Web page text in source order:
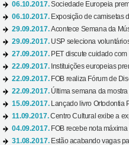
06.10.2017.Sociedade Europeia
06.10.2017. Exposição de camisetas
29.09.2017.Acontece Semana da
29.09.2017. USP seleciona
27.09.2017. PET discute cuidado
22.09.2017. Instituições europeias
22.09.2017. FOB realiza Fórum de
22.09.2017. Última semana da mostra
15.09.2017.
Lançado livro Ortodontia
11.09.2017.Centro Cultural exibe a
04.09.2017. FOB recebe nota
31.08.2017. Estão acabando vagas